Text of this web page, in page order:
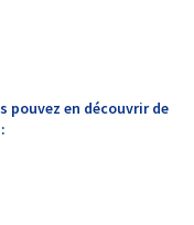
pouvez en découvrir de